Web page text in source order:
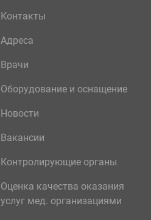
Контакты
Адреса
Врачи
Оборудование и оснащение
Новости
Вакансии
Контролирующие органы
Оценка качества оказания
услуг мед. организациями